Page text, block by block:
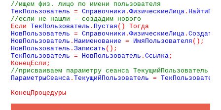
//ищем физ. лицо по имени пользователя
ТекПользователь = Справочники .ФизическиеЛица .
//если не нашли - создадим нового
Если ТекПользователь . Пустая ( )
Тогда
НовПользователь = Справочники .ФизическиеЛица .
НовПользователь . Наименование = ИмяПользователя ( ) ;
НовПользователь .Записать ( ) ;
ТекПользователь = НовПользователь .Ссылка;
КонецЕсли ;
//присваиваем параметру сеанса ТекущийПользователь
ПараметрыСеанса .ТекущийПользователь = ТекПользователь
КонецПроцедуры